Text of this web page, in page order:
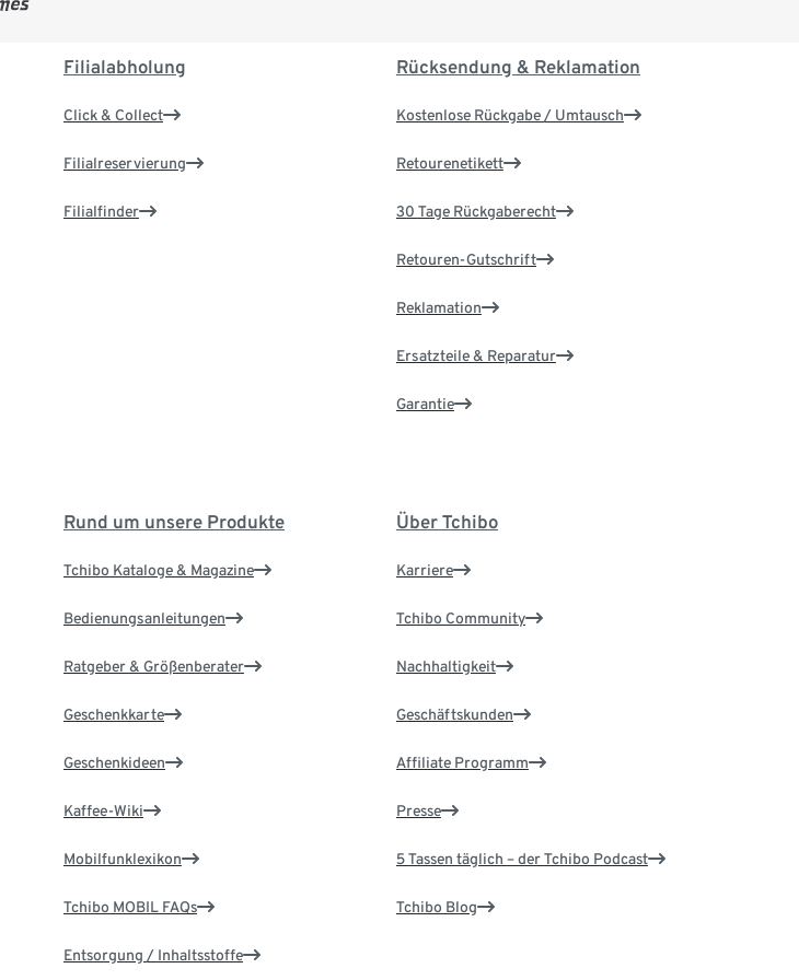
Filialabholung
Click & Collect
Filialreservierung
Filialfinder
Rücksendung & Reklamation
Kostenlose Rückgabe / Umtausch
Retourenetikett
30 Tage Rückgaberecht
Retouren-Gutschrift
Reklamation
Ersatzteile & Reparatur
Garantie
Rund um unsere Produkte
Tchibo Kataloge & Magazine
Bedienungsanleitungen
Ratgeber & Größenberater
Geschenkkarte
Geschenkideen
Kaffee-Wiki
Mobilfunklexikon
Tchibo MOBIL FAQs
Entsorgung / Inhaltsstoffe
Über Tchibo
Karriere
Tchibo Community
Nachhaltigkeit
Geschäftskunden
Affiliate Programm
Presse
5 Tassen täglich – der Tchibo Podcast
Tchibo Blog